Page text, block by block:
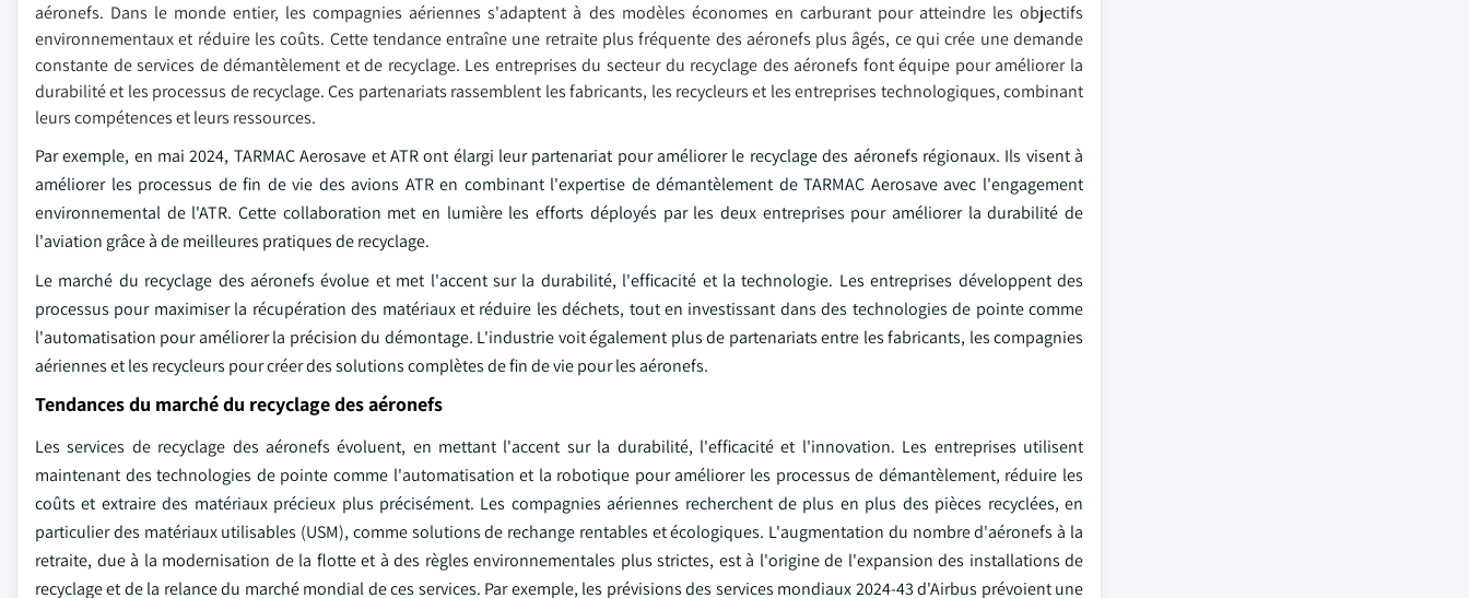
aéronefs. Dans le monde entier, les compagnies aériennes s'adaptent à des modèles économes en carburant pour atteindre les objectifs
environnementaux et réduire les coûts. Cette tendance entraîne une retraite plus fréquente des aéronefs plus âgés, ce qui crée une demande
constante de services de démantèlement et de recyclage. Les entreprises du secteur du recyclage des aéronefs font équipe pour améliorer la
durabilité et les processus de recyclage. Ces partenariats rassemblent les fabricants, les recycleurs et les entreprises technologiques, combinant
leurs compétences et leurs ressources.
Par exemple, en mai 2024, TARMAC Aerosave et ATR ont élargi leur partenariat pour améliorer le recyclage des aéronefs régionaux. Ils visent à
améliorer les processus de fin de vie des avions ATR en combinant l'expertise de démantèlement de TARMAC Aerosave avec l'engagement
environnemental de l'ATR. Cette collaboration met en lumière les efforts déployés par les deux entreprises pour améliorer la durabilité de
l'aviation grâce à de meilleures pratiques de recyclage.
Le marché du recyclage des aéronefs évolue et met l'accent sur la durabilité, l'efficacité et la technologie. Les entreprises développent des
processus pour maximiser la récupération des matériaux et réduire les déchets, tout en investissant dans des technologies de pointe comme
l'automatisation pour améliorer la précision du démontage. L'industrie voit également plus de partenariats entre les fabricants, les compagnies
aériennes et les recycleurs pour créer des solutions complètes de fin de vie pour les aéronefs.
Tendances du marché du recyclage des aéronefs
Les services de recyclage des aéronefs évoluent, en mettant l'accent sur la durabilité, l'efficacité et l'innovation. Les entreprises utilisent
maintenant des technologies de pointe comme l'automatisation et la robotique pour améliorer les processus de démantèlement, réduire les
coûts et extraire des matériaux précieux plus précisément. Les compagnies aériennes recherchent de plus en plus des pièces recyclées, en
particulier des matériaux utilisables (USM), comme solutions de rechange rentables et écologiques. L'augmentation du nombre d'aéronefs à la
retraite, due à la modernisation de la flotte et à des règles environnementales plus strictes, est à l'origine de l'expansion des installations de
recyclage et de la relance du marché mondial de ces services. Par exemple, les prévisions des services mondiaux 2024-43 d'Airbus prévoient une